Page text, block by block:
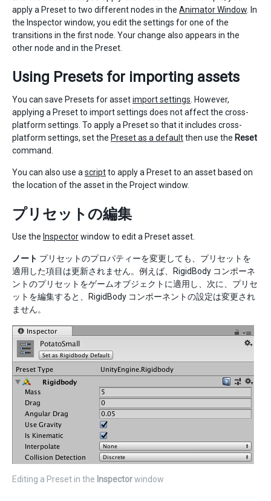
apply a Preset to two different nodes in the Animator Window . In
the Inspector window, you edit the settings for one of the
transitions in the first node. Your change also appears in the
other node and in the Preset.
Using Presets for importing assets
You can save Presets for assetimport settings . However,
applying a Preset to import settings does not affect the cross-
platform settings. To apply a Preset so that it includes cross-
platform settings, set the Preset as a defaultthen use the Reset
command.
You can also use a scriptto apply a Preset to an asset based on
the location of the asset in the Project window.
プリセットの編集
Use the Inspectorwindow to edit a Preset asset.
ノート プリセットのプロパティーを変更しても、プリセットを
適用した項目は更新されません。例えば、RigidBody コンポーネ
ントのプリセットをゲームオブジェクトに適用し、次に、プリセ
ットを編集すると、RigidBody コンポーネントの設定は変更され
ません。
Editing a Preset in the Inspectorwindow